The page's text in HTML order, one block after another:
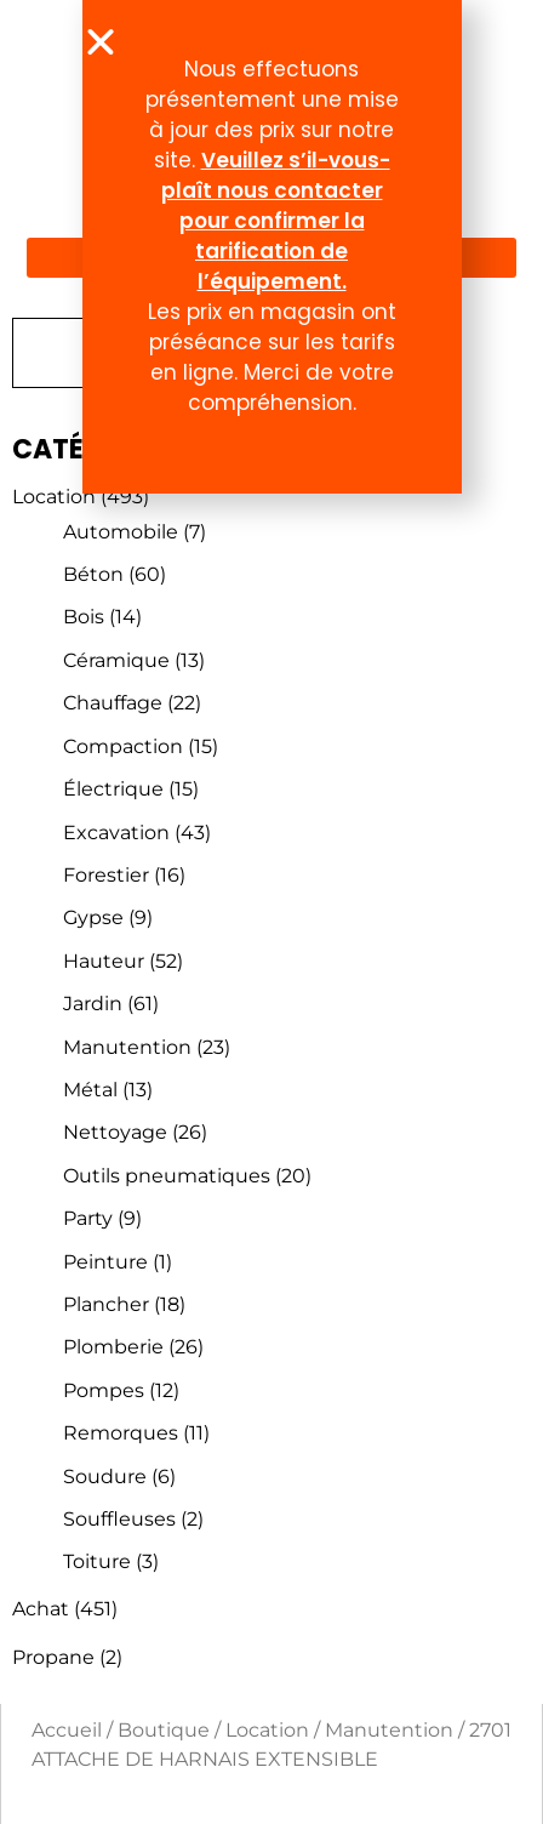
Compte
Chercher un produit
CATÉGORIES DE PRODUITS
Location (493)
Automobile (7)
Béton (60)
Bois (14)
Céramique (13)
Chauffage (22)
Compaction (15)
Électrique (15)
Excavation (43)
Forestier (16)
Gypse (9)
Hauteur (52)
Jardin (61)
Manutention (23)
Métal (13)
Nettoyage (26)
Outils pneumatiques (20)
Party (9)
Peinture (1)
Plancher (18)
Plomberie (26)
Pompes (12)
Remorques (11)
Soudure (6)
Souffleuses (2)
Toiture (3)
Achat (451)
Propane (2)
Accueil / Boutique / Location / Manutention / 2701
ATTACHE DE HARNAIS EXTENSIBLE
Nous effectuons
présentement une mise
à jour des prix sur notre
site. Veuillez s’il-vous-
plaît nous contacter
pour confirmer la
tarification de
l’équipement.
Les prix en magasin ont
préséance sur les tarifs
en ligne. Merci de votre
compréhension.